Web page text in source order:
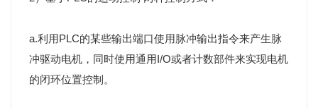
a.利用PLC的某些输出端口使用脉冲输出指令来产生脉
冲驱动电机，同时使用通用I/O或者计数部件来实现电机
的闭环位置控制。